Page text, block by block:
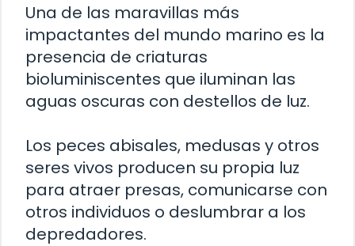
Una de las maravillas más
impactantes del mundo marino es la
presencia de criaturas
bioluminiscentes que iluminan las
aguas oscuras con destellos de luz.
Los peces abisales, medusas y otros
seres vivos producen su propia luz
para atraer presas, comunicarse con
otros individuos o deslumbrar a los
depredadores.